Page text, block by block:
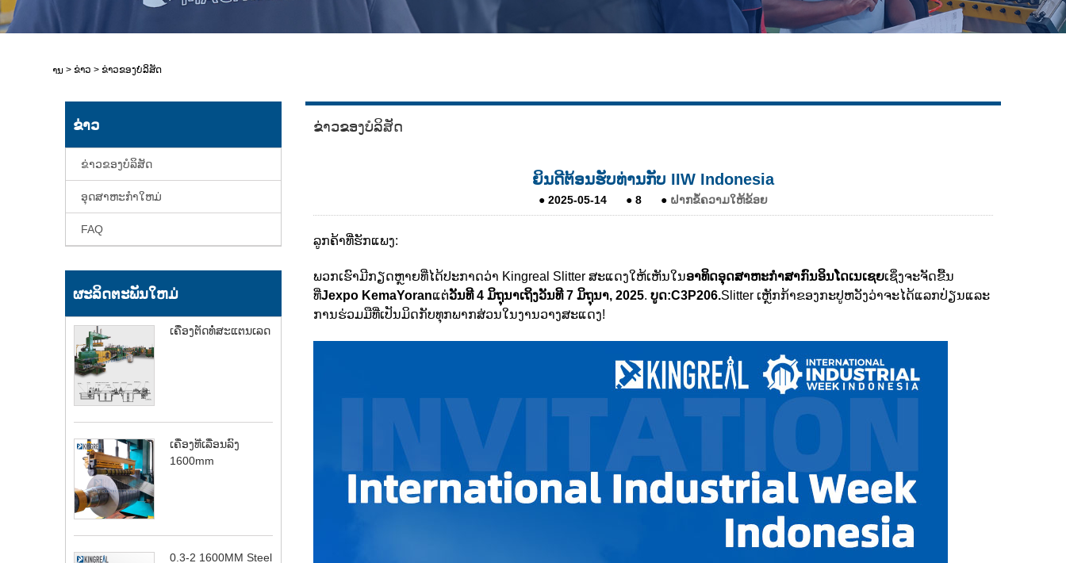
ບ້ານ > ຂ່າວ > ຂ່າວຂອງບໍລິສັດ
ຂ່າວ
ຂ່າວຂອງບໍລິສັດ
ອຸດສາຫະກໍາໃຫມ່
FAQ
ຜະລິດຕະພັນໃຫມ່
ເຄື່ອງຕັດທໍ່ສະແຕນເລດ
ເຄື່ອງທີ່ເລື່ອນລົງ
1600mm
0.3-2 1600MM Steel
ຂ່າວຂອງບໍລິສັດ
ຍິນດີຕ້ອນຮັບທ່ານກັບ IIW Indonesia
● 2025-05-14 ● 8 ● ຝາກຂໍ້ຄວາມໃຫ້ຂ້ອຍ
ລູກຄ້າທີ່ຮັກແພງ:
ພວກເຮົາມີກຽດຫຼາຍທີ່ໄດ້ປະກາດວ່າ Kingreal Slitter ສະແດງໃຫ້ເຫັນໃນອາທິດອຸດສາຫະກໍາສາກົນອິນໂດເນເຊຍເຊິ່ງຈະຈັດຂື້ນ
ທີ່Jexpo KemaYoranແຕ່ວັນທີ 4 ມິຖຸນາເຖິງວັນທີ 7 ມິຖຸນາ, 2025. ບູດ:C3P206.Slitter ເຫຼັກກ້າຂອງກະປູຫວັງວ່າຈະໄດ້ແລກປ່ຽນແລະ
ການຮ່ວມມືທີ່ເປັນມິດກັບທຸກພາກສ່ວນໃນງານວາງສະແດງ!